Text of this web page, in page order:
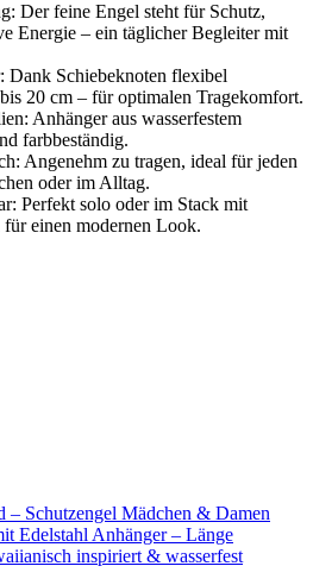
Der feine Engel steht für Schutz,
Energie – ein täglicher Begleiter mit
Dank Schiebeknoten flexibel
20 cm – für optimalen Tragekomfort.
Anhänger aus wasserfestem
farbbeständig.
Angenehm zu tragen, ideal für jeden
oder im Alltag.
Perfekt solo oder im Stack mit
einen modernen Look.
– Schutzengel Mädchen & Damen
Edelstahl Anhänger – Länge
inspiriert & wasserfest